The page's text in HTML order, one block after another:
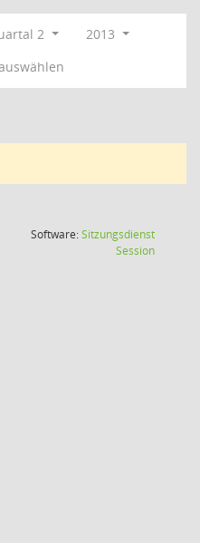
2
2013
Software:Sitzungsdienst
Session(Wird in